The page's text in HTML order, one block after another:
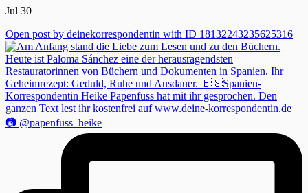
Jul 30
Open post by deinekorrespondentin with ID 18132243235625316